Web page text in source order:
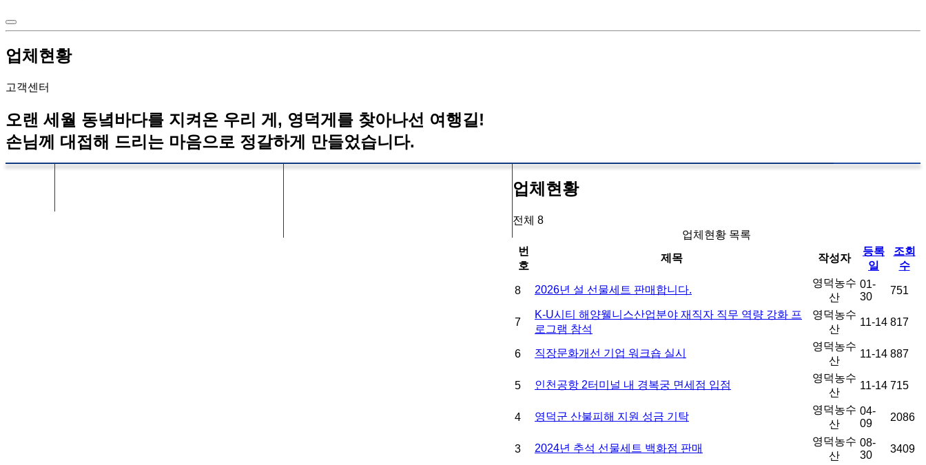
업체현황
고객센터
오랜 세월 동녘바다를 지켜온 우리 게, 영덕게를 찾아나선 여행길!
손님께 대접해 드리는 마음으로 정갈하게 만들었습니다.
업체현황
전체 8
업체현황 목록
번
호
제목 작성자
등록
일
조회
수
8 2026 년 설 선물세트 판매합니다.
영덕농수
산
01-
30
751
7
K-U시티 해양웰니스산업분야 재직자 직무 역량 강화 프
로그램 참석
영덕농수
산
11-14 817
6 직장문화개선 기업 워크숍 실시
영덕농수
산
11-14 887
5 인천공항 2터미널 내 경복궁 면세점 입점
영덕농수
산
11-14 715
4 영덕군 산불피해 지원 성금 기탁
영덕농수
산
04-
09
2086
3 2024 년 추석 선물세트 백화점 판매
영덕농수
산
08-
30
3409